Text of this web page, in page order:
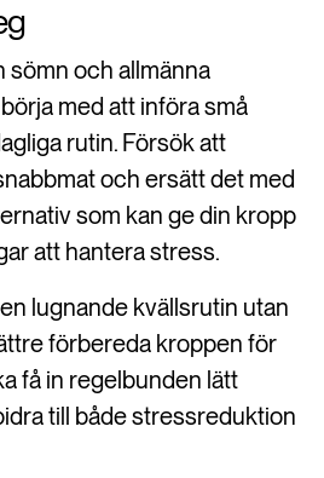
sömn och allmänna
med att införa små
rutin. Försök att
och ersätt det med
som kan ge din kropp
att hantera stress.
lugnande kvällsrutin utan
förbereda kroppen för
få in regelbunden lätt
till både stressreduktion